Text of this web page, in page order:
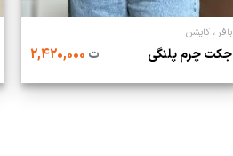
پافر ، کاپشن
جکت چرم پلنگی ت